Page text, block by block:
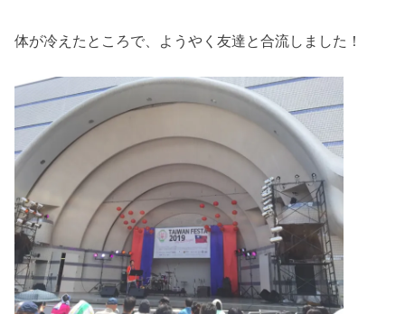
体が冷えたところで、ようやく友達と合流しました！